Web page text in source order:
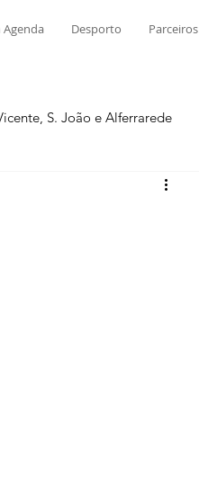
Agenda Desporto Parceiros
S. João e Alferrarede